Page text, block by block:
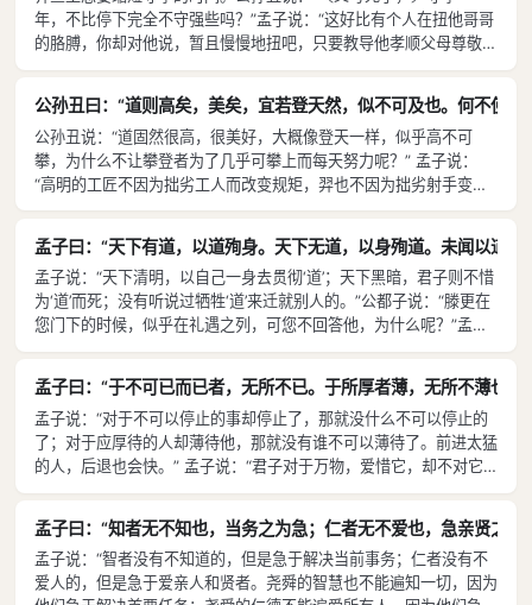
年，不比停下完全不守强些吗？”孟子说：“这好比有个人在扭他哥哥
的胳膊，你却对他说，暂且慢慢地扭吧，只要教导他孝顺父母尊敬兄
长便行了。” 王子有死了母亲的，他的师傅为他请求守孝几个月。公
的丧期守满事实上却做不到。〔我上次所讲，〕即便多守孝一天也比
不守孝好，是对那些没人禁止他守孝却不去守的人说的。” 孟子说：
“君子教育的方式有五种：有如春风化雨沾溉万物的，有成全品德
的，有培养才能的，有解答疑问的，还有以其流风余韵为后人私自学
习的。这五种，就是君子教育的方式。”
公孙丑曰：“道则高矣，美矣，宜若登天然，似不可及也。何不使
公孙丑说：“道固然很高，很美好，大概像登天一样，似乎高不可
攀，为什么不让攀登者为了几乎可攀上而每天努力呢？” 孟子说：
“高明的工匠不因为拙劣工人而改变规矩，羿也不因为拙劣射手变更
拉弓的标准。君子〔教导他人如射箭手，〕张满了弓，却不发箭，做
来。”
孟子曰：“天下有道，以道殉身。天下无道，以身殉道。未闻以道
孟子说：“天下清明，以自己一身去贯彻‘道’；天下黑暗，君子则不惜
为‘道’而死；没有听说过牺牲‘道’来迁就别人的。”公都子说：“滕更在
您门下的时候，似乎在礼遇之列，可您不回答他，为什么呢？”孟子
说：“仗着权势来发问，仗着贤能来发问，仗着年长来发问，仗着有
孟子曰：“于不可已而已者，无所不已。于所厚者薄，无所不薄也
孟子说：“对于不可以停止的事却停止了，那就没什么不可以停止的
了；对于应厚待的人却薄待他，那就没有谁不可以薄待了。前进太猛
的人，后退也会快。” 孟子说：“君子对于万物，爱惜它，却不对它
实行仁德；对于百姓，对他实行仁德，却不亲爱他。君子亲爱亲人，
孟子曰：“知者无不知也，当务之为急；仁者无不爱也，急亲贤之
孟子说：“智者没有不知道的，但是急于解决当前事务；仁者没有不
爱人的，但是急于爱亲人和贤者。尧舜的智慧也不能遍知一切，因为